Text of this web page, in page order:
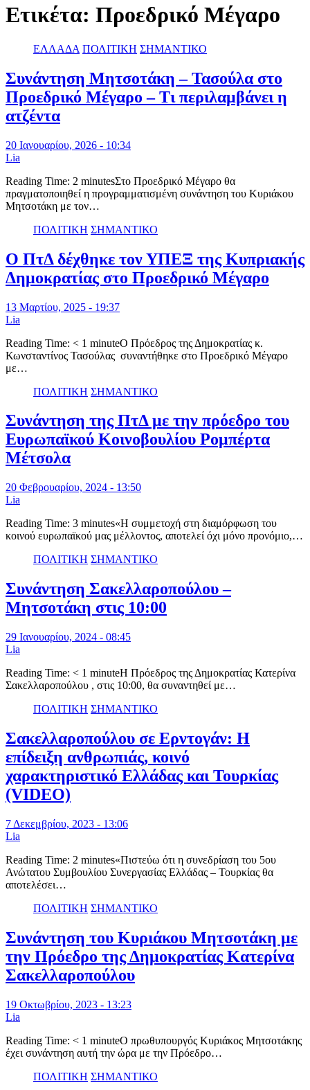
Ετικέτα: Προεδρικό Μέγαρο
ΕΛΛΑΔΑ ΠΟΛΙΤΙΚΗ ΣΗΜΑΝΤΙΚΟ
Συνάντηση Μητσοτάκη – Τασούλα στο
Προεδρικό Μέγαρο – Τι περιλαμβάνει η
ατζέντα
20 Ιανουαρίου, 2026 - 10:34
Lia
Reading Time: 2 minutesΣτο Προεδρικό Μέγαρο θα
πραγματοποιηθεί η προγραμματισμένη συνάντηση του Κυριάκου
Μητσοτάκη με τον…
ΠΟΛΙΤΙΚΗ ΣΗΜΑΝΤΙΚΟ
Ο ΠτΔ δέχθηκε τον ΥΠΕΞ της Κυπριακής
Δημοκρατίας στο Προεδρικό Μέγαρο
13 Μαρτίου, 2025 - 19:37
Lia
Reading Time: < 1 minuteΟ Πρόεδρος της Δημοκρατίας κ.
Κωνσταντίνος Τασούλας συναντήθηκε στο Προεδρικό Μέγαρο
με…
ΠΟΛΙΤΙΚΗ ΣΗΜΑΝΤΙΚΟ
Συνάντηση της ΠτΔ με την πρόεδρο του
Ευρωπαϊκού Κοινοβουλίου Ρομπέρτα
Μέτσολα
20 Φεβρουαρίου, 2024 - 13:50
Lia
Reading Time: 3 minutes«Η συμμετοχή στη διαμόρφωση του
κοινού ευρωπαϊκού μας μέλλοντος, αποτελεί όχι μόνο προνόμιο,…
ΠΟΛΙΤΙΚΗ ΣΗΜΑΝΤΙΚΟ
Συνάντηση Σακελλαροπούλου –
Μητσοτάκη στις 10:00
29 Ιανουαρίου, 2024 - 08:45
Lia
Reading Time: < 1 minuteΗ Πρόεδρος της Δημοκρατίας Κατερίνα
Σακελλαροπούλου , στις 10:00, θα συναντηθεί με…
ΠΟΛΙΤΙΚΗ ΣΗΜΑΝΤΙΚΟ
Σακελλαροπούλου σε Ερντογάν: Η
επίδειξη ανθρωπιάς, κοινό
χαρακτηριστικό Ελλάδας και Τουρκίας
(VIDEO)
7 Δεκεμβρίου, 2023 - 13:06
Lia
Reading Time: 2 minutes«Πιστεύω ότι η συνεδρίαση του 5ου
Ανώτατου Συμβουλίου Συνεργασίας Ελλάδας – Τουρκίας θα
αποτελέσει…
ΠΟΛΙΤΙΚΗ ΣΗΜΑΝΤΙΚΟ
Συνάντηση του Κυριάκου Μητσοτάκη με
την Πρόεδρο της Δημοκρατίας Κατερίνα
Σακελλαροπούλου
19 Οκτωβρίου, 2023 - 13:23
Lia
Reading Time: < 1 minuteΟ πρωθυπουργός Κυριάκος Μητσοτάκης
έχει συνάντηση αυτή την ώρα με την Πρόεδρο…
ΠΟΛΙΤΙΚΗ ΣΗΜΑΝΤΙΚΟ